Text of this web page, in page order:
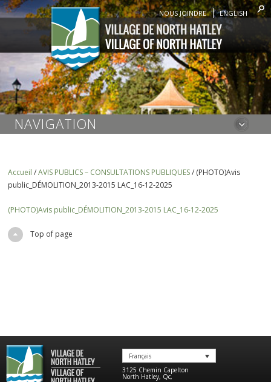
NOUS JOINDRE ENGLISH
NAVIGATION
Accueil /AVIS PUBLICS – CONSULTATIONS PUBLIQUES/ (PHOTO)Avis
public_DÉMOLITION_2013-2015 LAC_16-12-2025
(PHOTO)Avis public_DÉMOLITION_2013-2015 LAC_16-12-2025
Top of page
Français
3125 Chemin Capelton
North Hatley, Qc,